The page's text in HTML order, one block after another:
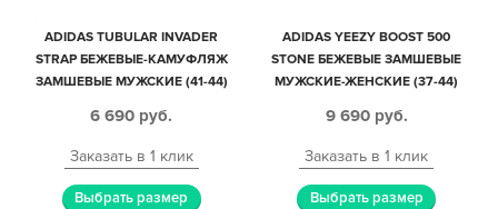
ADIDAS TUBULAR INVADER
STRAP БЕЖЕВЫЕ-КАМУФЛЯЖ
ЗАМШЕВЫЕ МУЖСКИЕ (41-44)
6 690 руб.
Заказать в 1 клик
Выбрать размер
ADIDAS YEEZY BOOST 500
STONE БЕЖЕВЫЕ ЗАМШЕВЫЕ
МУЖСКИЕ-ЖЕНСКИЕ (37-44)
9 690 руб.
Заказать в 1 клик
Выбрать размер